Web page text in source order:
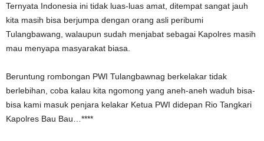
Ternyata Indonesia ini tidak luas-luas amat, ditempat sangat jauh
kita masih bisa berjumpa dengan orang asli peribumi
Tulangbawang, walaupun sudah menjabat sebagai Kapolres masih
mau menyapa masyarakat biasa.
Beruntung rombongan PWI Tulangbawnag berkelakar tidak
berlebihan, coba kalau kita ngomong yang aneh-aneh waduh bisa-
bisa kami masuk penjara kelakar Ketua PWI didepan Rio Tangkari
Kapolres Bau Bau…****